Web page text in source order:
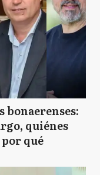
bonaerenses:
quiénes
qué